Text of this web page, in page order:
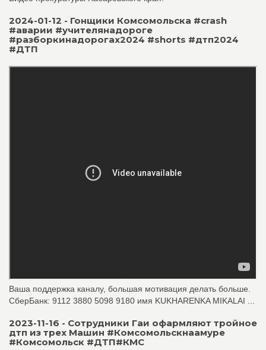
2024-01-12 - Гонщики Комсомольска #crash
#аварии #учителянадороге
#разборкинадорогах2024 #shorts #дтп2024
#ДТП
Ваша поддержка каналу, большая мотивация делать больше.
СберБанк: 9112 3880 5098 9180 имя KUKHARENKA MIKALAI ...
2023-11-16 - Сотрудники Гаи офармляют тройное
дтп из трех Машин #Комсомольскнаамуре
#Комсомольск #ДТП#КМС